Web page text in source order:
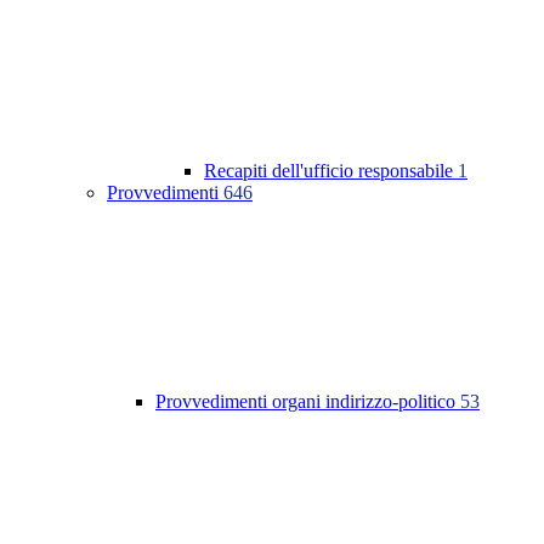
Recapiti dell'ufficio responsabile 1
Provvedimenti 646
Provvedimenti organi indirizzo-politico 53